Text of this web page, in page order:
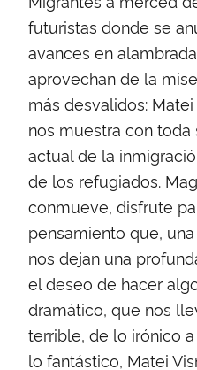
futuristas donde se
avances en
aprovechan de la
más desvalidos:
nos muestra con
actual de la
de los refugiados.
conmueve, disfrute
pensamiento que,
nos dejan una
el deseo de hacer
dramático, que nos
terrible, de lo irónico
lo fantástico, Matei